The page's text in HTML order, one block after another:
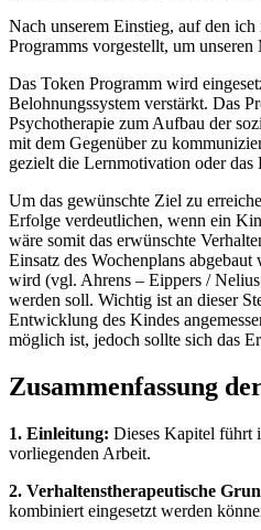
Nach unserem Einstieg, auf den
Programms vorgestellt, um
Das Token Programm wird
Belohnungssystem verstärkt. Das
Psychotherapie zum Aufbau der
mit dem Gegenüber zu
gezielt die Lernmotivation oder
Um das gewünschte Ziel zu
Erfolge verdeutlichen, wenn ein
wäre somit das erwünschte
Einsatz des Wochenplans
wird (vgl. Ahrens – Eippers / Nelius
werden soll. Wichtig ist an dieser
Entwicklung des Kindes
möglich ist, jedoch sollte sich das
Zusammenfassung
1. Einleitung: Dieses Kapitel führt
vorliegenden Arbeit.
2. Verhaltenstherapeutische
kombiniert eingesetzt werden